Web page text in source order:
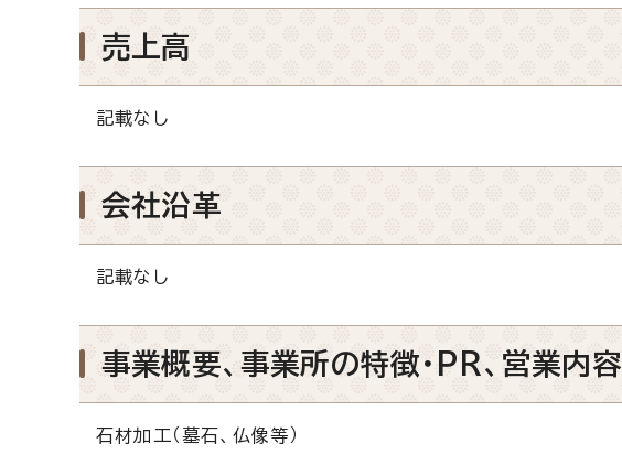
売上高
記載なし
会社沿革
記載なし
事業概要、事業所の特徴・PR、営業内容
石材加工（墓石、仏像等）